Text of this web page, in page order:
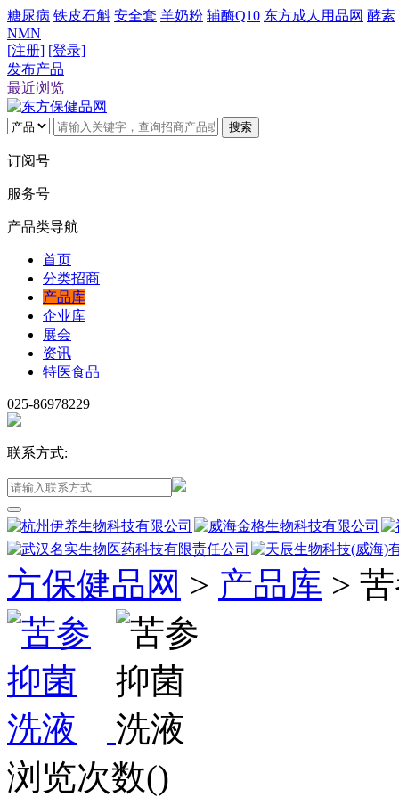
糖尿病 铁皮石斛 安全套 羊奶粉 辅酶Q10 东方成人用品网 酵素
NMN
[注册] [登录]
发布产品
最近浏览
搜索
订阅号
服务号
产品类导航
首页
分类招商
产品库
企业库
展会
资讯
特医食品
025-86978229
联系方式:
方保健品网 > 产品库 >
浏览次数()